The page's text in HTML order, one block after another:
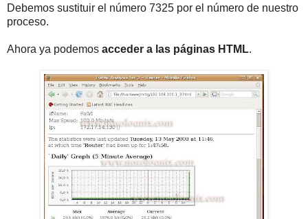
Debemos sustituir el número 7325 por el número de nuestro
proceso.
Ahora ya podemos acceder a las páginas HTML.